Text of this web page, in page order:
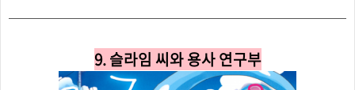
9. 슬라임 씨와 용사 연구부